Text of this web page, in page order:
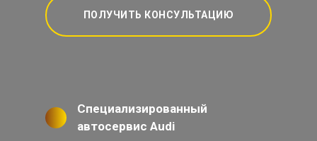
ПОЛУЧИТЬ КОНСУЛЬТАЦИЮ
Специализированный
автосервис Audi